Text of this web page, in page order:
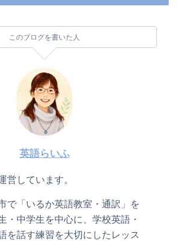
このブログを書いた人
英語らいふ
営しています。
で「いるか英語教室・通訳」を
・中学生を中心に、学校英語・
を話す練習を大切にしたレッス